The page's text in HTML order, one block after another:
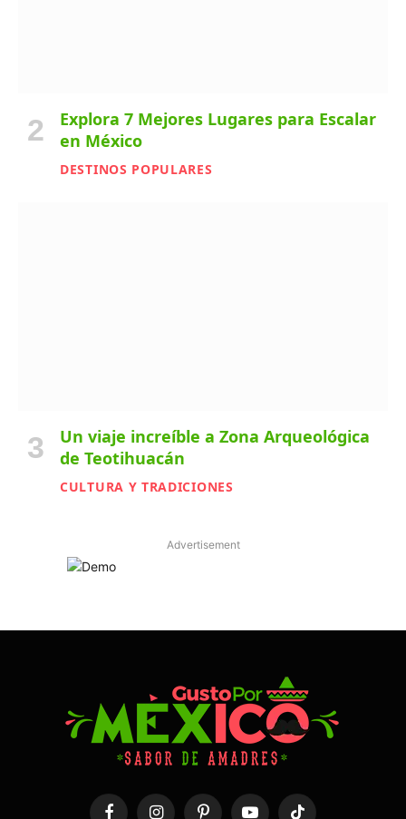
Explora 7 Mejores Lugares para Escalar
en México
DESTINOS POPULARES
Un viaje increíble a Zona Arqueológica
de Teotihuacán
CULTURA Y TRADICIONES
Advertisement